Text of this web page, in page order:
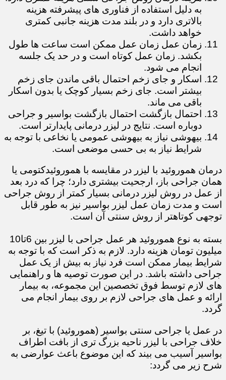
به دلیل استفاده از فناوری های پیشرفته هزینه
بالاتری دارد و در بلند مدت هزینه جانبی کمتری
خواهد داشت.
زمان عمل زمان عمل ممکن است ساعت ها طول
بکشد. زمان عمل کوتاه است و در حد یک جلسه
انجام می شود.
اسکار و جای زخم احتمال باقی ماندن جای زخم
بیشتر است. جای زخم بسیار کوچک یا بدون اسکار
باقی می ماند.
احتمال بازگشت احتمال بازگشت بواسیر و جراحی
دوباره است. نتایج در لیزر درمانی پایدارتر است.
بیهوشی نیاز به بیهوشی عمومی یا نخاعی با توجه به
شرایط نیاز به بی حسی موضعی است.
درمان هموروئید با لیزر در مقایسه با هموروئیدکتومی یا
همان جراحی باز، ارجحیت بیشتری دارد؛ چرا که درد بعد
از عمل در روش لیزر درمانی بسیار کمتر از روش جراحی
است و مدت زمان عمل لیزر بواسیر نیز به طور قابل
توجهی کوتاهتر از روش سنتی آن است.
بسته به نوع هموروئید هر عمل جراحی با لیزر بین 6تا10
میلیون تومان هزینه دارد. لازم به ذکر است که با توجه به
شرایط بیمار ممکن است فرد نیاز به بیش از یک عمل
جراحی داشته باشد. در این صورت توصیه ها و راهنمایی
های لازم توسط فوق تخصصین این مجموعه، به بیمار
ارائه و عمل های جراحی لازم بر روی بیمار انجام می
گردد.
در عمل یا جراحی سنتی بواسیر (هموروئید) با تیغ، بر
خلاف جراحی با لیزر ناحیه بزرگ تری از بافت اطراف
بواسیر آسیب می بیند که این موضوع باعث عوارضی به
شرح زیر می گردد: